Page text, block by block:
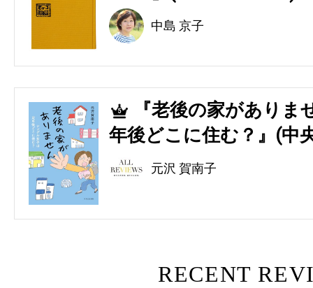
中島 京子
5
『老後の家があり
年後どこに住む？』(中
元沢 賀南子
RECENT